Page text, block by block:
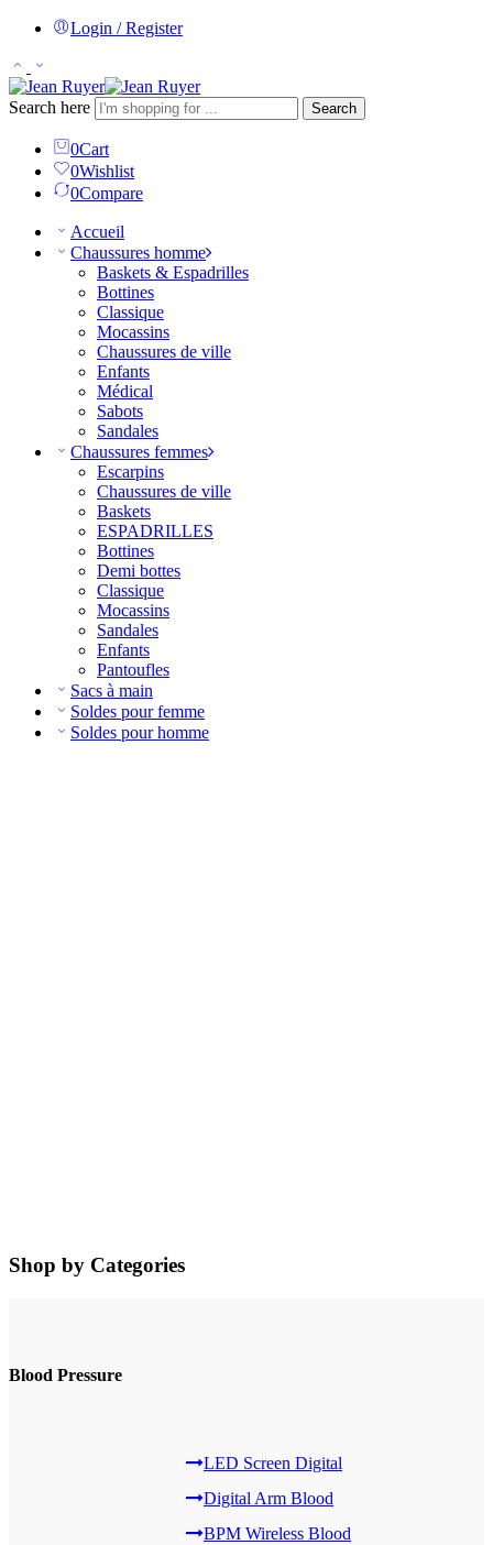
Login / Register
Search here Search
0Cart
0Wishlist
0Compare
Accueil
Chaussures homme
Baskets & Espadrilles
Bottines
Classique
Mocassins
Chaussures de ville
Enfants
Médical
Sabots
Sandales
Chaussures femmes
Escarpins
Chaussures de ville
Baskets
ESPADRILLES
Bottines
Demi bottes
Classique
Mocassins
Sandales
Enfants
Pantoufles
Sacs à main
Soldes pour femme
Soldes pour homme
Shop by Categories
Blood Pressure
LED Screen Digital
Digital Arm Blood
BPM Wireless Blood